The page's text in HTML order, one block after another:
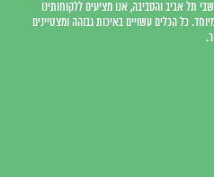
תל אביב והסביבה, אנו מציעים ללקוחותינו
כל הכלים עשויים באיכות גבוהה ומצטיינים